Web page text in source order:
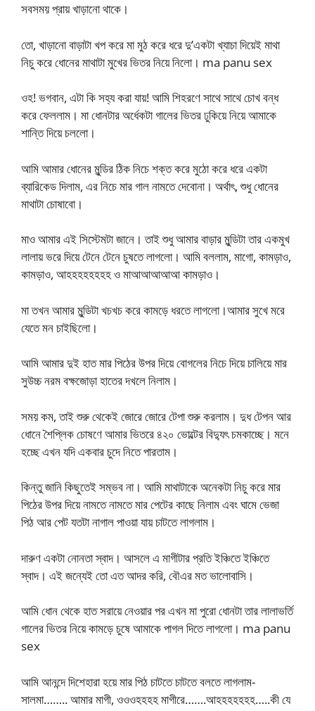
সবসময় প্রায় খাড়ানো থাকে।
তো, খাড়ানো বাড়াটা খপ করে মা মুঠ করে ধরে দু’একটা খ্যাচা দিয়েই মাথা
নিচু করে ধোনের মাথাটা মুখের ভিতর নিয়ে নিলো। ma panu sex
ওহ! ভগবান, এটা কি সহ্য করা যায়! আমি শিহরণে সাথে সাথে চোখ বন্ধ
করে ফেললাম। মা ধোনটার অর্ধেকটা গালের ভিতর ঢুকিয়ে নিয়ে আমাকে
শান্তি দিয়ে চললো।
আমি আমার ধোনের মুন্ডির ঠিক নিচে শক্ত করে মুঠো করে ধরে একটা
ব্যারিকেড দিলাম, এর নিচে মার গাল নামতে দেবোনা। অর্থাৎ, শুধু ধোনের
মাথাটা চোষাবো।
মাও আমার এই সিস্টেমটা জানে। তাই শুধু আমার বাড়ার মুন্ডিটা তার একমুখ
লালায় ভরে দিয়ে টেনে টেনে চুষতে লাগলো। আমি বললাম, মাগো, কামড়াও,
কামড়াও, আহহহহহহহহ ও মাআআআআআ কামড়াও।
মা তখন আমার মুন্ডিটা খচখচ করে কামড়ে ধরতে লাগলো।আমার সুখে মরে
যেতে মন চাইছিলো।
আমি আমার দুই হাত মার পিঠের উপর দিয়ে বোগলের নিচে দিয়ে চালিয়ে মার
সুউচ্চ নরম বক্ষজোড়া হাতের দখলে নিলাম।
সময় কম, তাই শুরু থেকেই জোরে জোরে টেপা শুরু করলাম। দুধ টেপন আর
ধোনে শৈপ্লিক চোষণে আমার ভিতরে ৪২০ ভোল্টের বিদ্যুৎ চমকাচ্ছে। মনে
হচ্ছে এখন যদি একবার চুদে নিতে পারতাম।
কিন্তু জানি কিছুতেই সম্ভব না। আমি মাথাটাকে অনেকটা নিচু করে মার
পিঠের উপর দিয়ে নামতে নামতে মার পেটের কাছে নিলাম এবং ঘামে ভেজা
পিঠ আর পেট যতটা নাগাল পাওয়া যায় চাটতে লাগলাম।
দারুণ একটা নোনতা স্বাদ। আসলে এ মাগীটার প্রতি ইঞ্চিতে ইঞ্চিতে
স্বাদ। এই জন্যেই তো এত আদর করি, বৌএর মত ভালোবাসি।
আমি ধোন থেকে হাত সরায়ে নেওয়ার পর এখন মা পুরো ধোনটা তার লালাভর্তি
গালের ভিতর নিয়ে কামড়ে চুষে আমাকে পাগল দিতে লাগলো। ma panu
sex
আমি আনন্দে দিশেহারা হয়ে মার পিঠ চাটতে চাটতে বলতে লাগলাম-
সালমা…….. আমার মাগী, ওওওহহহহ মাগীরে…….আহহহহহহহ…..কী যে